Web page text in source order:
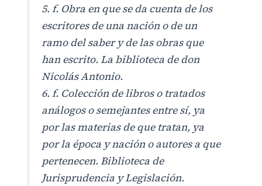
5. f. Obra en que se da cuenta de los
escritores de una nación o de un
ramo del saber y de las obras que
han escrito. La biblioteca de don
Nicolás Antonio.
6. f. Colección de libros o tratados
análogos o semejantes entre sí, ya
por las materias de que tratan, ya
por la época y nación o autores a que
pertenecen. Biblioteca de
Jurisprudencia y Legislación.